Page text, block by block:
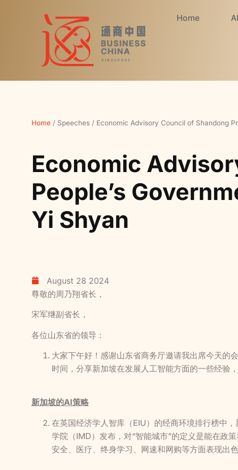
Home
Home / Speeches / Economic Advisory Council of Shandong
Economic
People’s
Yi Shyan
August 28 2024
尊敬的周乃翔省长，
宋军继副省长，
各位山东省的领导：
大家下午好！感谢山东省商务厅邀请我出席今天的
时间，分享新加坡在发展人工智能方面的一些经验
新加坡的AI策略
在英国经济学人智库（EIU）的经商环境排行榜中
学院（IMD）发布，对“智能城市”的定义是能在政
安全、医疗、终身学习、网速和网购等方面表现出色